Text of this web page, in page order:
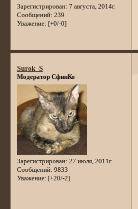
Зарегистрирован: 7 августа, 2014г.
Сообщений: 239
Уважение: [+0/-0]
Surok_S
Модератор СфинКо
Зарегистрирован: 27 июля, 2011г.
Сообщений: 9833
Уважение: [+20/-2]